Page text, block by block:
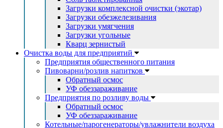
Загрузки комплексной очистки (экотар)
Загрузки обезжелезивания
Загрузки умягчения
Загрузки угольные
Кварц зернистый
Очистка воды для предприятий
Предприятия общественного питания
Пивоварни/розлив напитков
Обратный осмос
УФ обеззараживание
Предприятия по розливу воды
Обратный осмос
УФ обеззараживание
Котельные/парогенераторы/увлажнители воздуха